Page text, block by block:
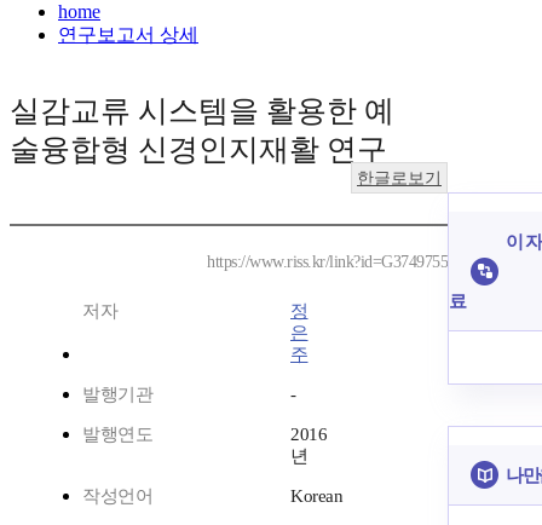
home
연구보고서 상세
실감교류 시스템을 활용한 예
술융합형 신경인지재활 연구
한글로보기
https://www.riss.kr/link?id=G3749755
저자
정
은
주
발행기관 -
발행연도
2016
년
작성언어 Korean
이
료
나